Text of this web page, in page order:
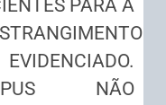
PARA A
NÃO